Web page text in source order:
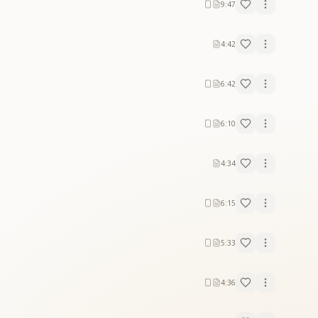
9:47
4:42
6:42
6:10
4:34
6:15
5:33
4:36